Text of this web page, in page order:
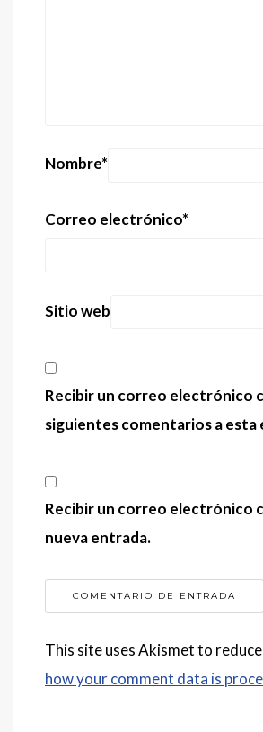
Nombre*
Correo electrónico*
Sitio web
Recibir un correo electrónico
siguientes comentarios a esta
Recibir un correo electrónico
nueva entrada.
This site uses Akismet to reduce
how your comment data is